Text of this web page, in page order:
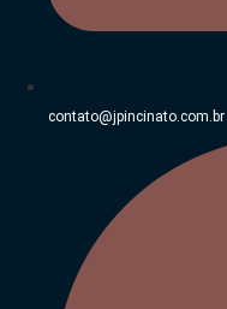
contato@jpincinato.com.br